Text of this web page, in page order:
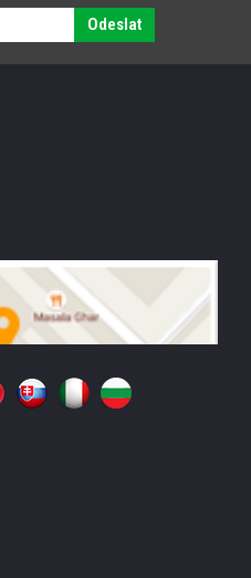
Odeslat